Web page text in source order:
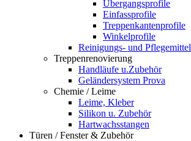
Übergangsprofile
Einfassprofile
Treppenkantenprofile
Winkelprofile
Reinigungs- und Pflegemittel
Treppenrenovierung
Handläufe u.Zubehör
Geländersystem Prova
Chemie / Leime
Leime, Kleber
Silikon u. Zubehör
Hartwachsstangen
Türen / Fenster & Zubehör